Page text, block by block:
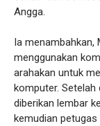
Angga.
Ia menambahkan,
menggunakan
arahakan untuk
komputer. Setelah
diberikan lembar
kemudian